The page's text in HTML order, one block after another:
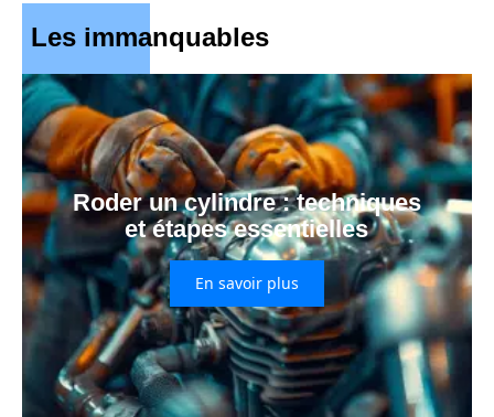
Les immanquables
Roder un cylindre : techniques
et étapes essentielles
En savoir plus